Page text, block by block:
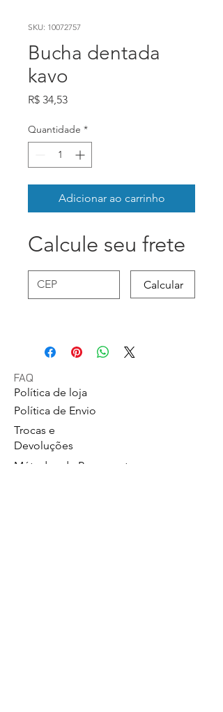
SKU: 10072757
Bucha dentada
kavo
R$ 34,53Preço
Quantidade *
Adicionar ao carrinho
Calcule seu frete
Calcular
FAQ
Política de loja
Política de Envio
Trocas e
Devoluções
Métodos de Pagamentos